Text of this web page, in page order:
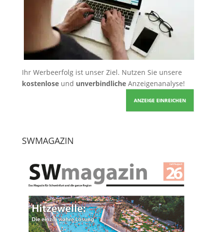
Ihr Werbeerfolg ist unser Ziel. Nutzen Sie unsere
kostenloseund unverbindlicheAnzeigenanalyse!
ANZEIGE EINREICHEN
SWMAGAZIN